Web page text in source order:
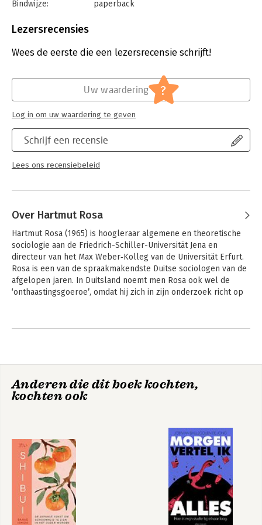
Bindwijze:
paperback
Uitgever:
Verschijningsdatum:
26-6-2026
Mens en maatschappij
Lezersrecensies
Wees de eerste die een lezersrecensie schrijft!
Schrijf een recensie
Lees ons recensiebeleid
Uw waardering ?
Log in om uw waardering te geven
Over Hartmut Rosa
Hartmut Rosa (1965) is hoogleraar algemene en theoretische
sociologie aan de Friedrich-Schiller-Universität Jena en
directeur van het Max Weber‑Kolleg van de Universität Erfurt.
Rosa is een van de spraakmakendste Duitse sociologen van de
afgelopen jaren. In Duitsland noemt men Rosa ook wel de
‘onthaastingsgoeroe’, omdat hij zich in zijn onderzoek richt op
veelgevraagd spreker. Hij heeft vele onderscheidingen
Andere boeken door Hartmut Rosa
Resonance
Resonance, A
Sociology of the
Relationship to the
World
Anderen die dit boek kochten,
kochten ook